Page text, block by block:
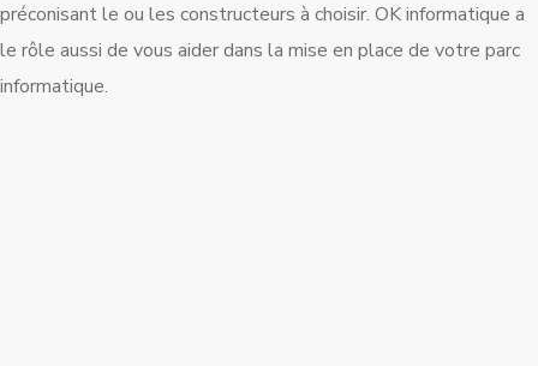
préconisant le ou les constructeurs à choisir. OK informatique a
le rôle aussi de vous aider dans la mise en place de votre parc
informatique.